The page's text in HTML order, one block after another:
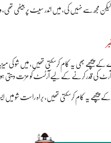
مجھ سے نہیں کی، میں اندر سیٹ پر بیٹھی
کے پیچھے بھی یہ کام کرسکتی تھیں، میں شو
آرٹ کی قدر کرنے کے لیے آرٹسٹ کو عزت دیتی
پیچھے یہ کام کرسکتی تھیں، براہ راست شو میں